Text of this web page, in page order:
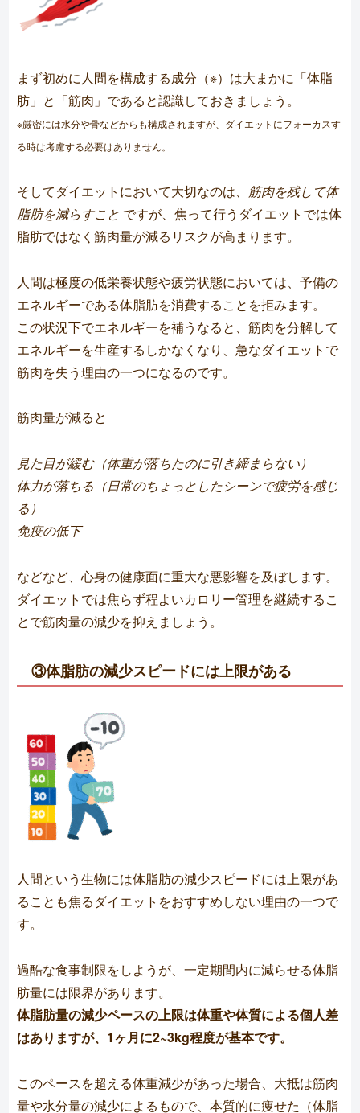
まず初めに人間を構成する成分（※）は大まかに「体脂
肪」と「筋肉」であると認識しておきましょう。
※厳密には水分や骨などからも構成されますが、ダイエットにフォーカスす
る時は考慮する必要はありません。
そしてダイエットにおいて大切なのは、 筋肉を残して体
脂肪を減らすこと ですが、焦って行うダイエットでは体
脂肪ではなく筋肉量が減るリスクが高まります。
人間は極度の低栄養状態や疲労状態においては、予備の
エネルギーである体脂肪を消費することを拒みます。
この状況下でエネルギーを補うなると、筋肉を分解して
エネルギーを生産するしかなくなり、急なダイエットで
筋肉を失う理由の一つになるのです。
筋肉量が減ると
見た目が緩む（体重が落ちたのに引き締まらない）
体力が落ちる（日常のちょっとしたシーンで疲労を感じ
る）
免疫の低下
などなど、心身の健康面に重大な悪影響を及ぼします。
ダイエットでは焦らず程よいカロリー管理を継続するこ
とで筋肉量の減少を抑えましょう。
③体脂肪の減少スピードには上限がある
人間という生物には体脂肪の減少スピードには上限があ
ることも焦るダイエットをおすすめしない理由の一つで
す。
過酷な食事制限をしようが、一定期間内に減らせる体脂
肪量には限界があります。
体脂肪量の減少ペースの上限は体重や体質による個人差
はありますが、1ヶ月に2~3kg程度が基本です。
このペースを超える体重減少があった場合、大抵は筋肉
量や水分量の減少によるもので、本質的に痩せた（体脂